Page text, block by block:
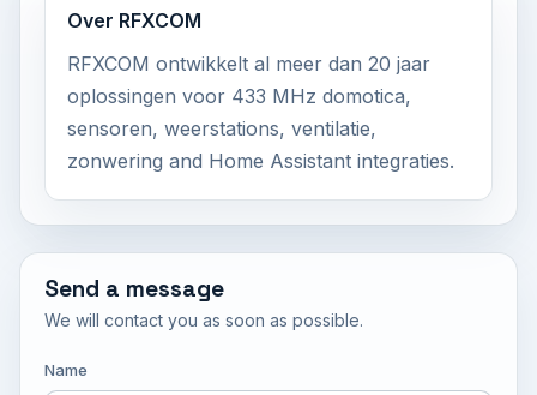
Over RFXCOM
RFXCOM ontwikkelt al meer dan 20 jaar
oplossingen voor 433 MHz domotica,
sensoren, weerstations, ventilatie,
zonwering and Home Assistant integraties.
Send a message
We will contact you as soon as possible.
Name